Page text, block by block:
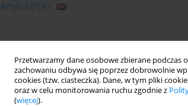
Przetwarzamy dane osobowe zbierane podczas
zachowaniu odbywa się poprzez dobrowolnie
cookies (tzw. ciasteczka). Dane, w tym pliki
oraz w celu monitorowania ruchu zgodnie z
(więcej).
Artykuł (PDF)